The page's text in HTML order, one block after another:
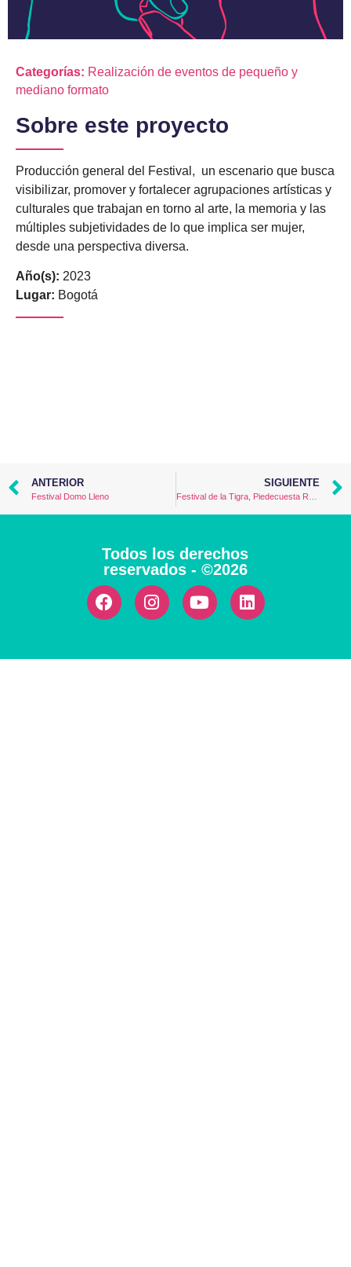
Categorías: Realización de eventos de pequeño y
mediano formato
Sobre este proyecto
Producción general del Festival, un escenario que busca
visibilizar, promover y fortalecer agrupaciones artísticas y
culturales que trabajan en torno al arte, la memoria y las
múltiples subjetividades de lo que implica ser mujer,
desde una perspectiva diversa.
Año(s): 2023
Lugar: Bogotá
ANTERIOR
Festival Domo Lleno
SIGUIENTE
Todos los derechos
reservados - ©2026